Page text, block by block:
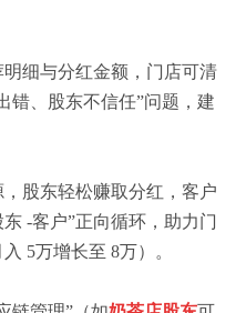
细与分红金额，门店可清
错、股东不信任”问题，建
股东轻松赚取分红，客户
-客户”正向循环，助力门
5万增长至 8万）。